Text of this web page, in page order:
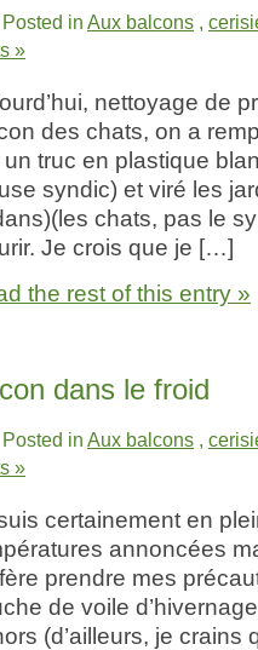
in Aux balcons ,
»
nettoyage de
des chats, on a
un truc en plastique
syndic) et viré les
chats, pas le
Je crois que je […]
the rest of this entry »
dans le froid
in Aux balcons ,
»
certainement en
annoncées
prendre mes
de voile
(d’ailleurs, je